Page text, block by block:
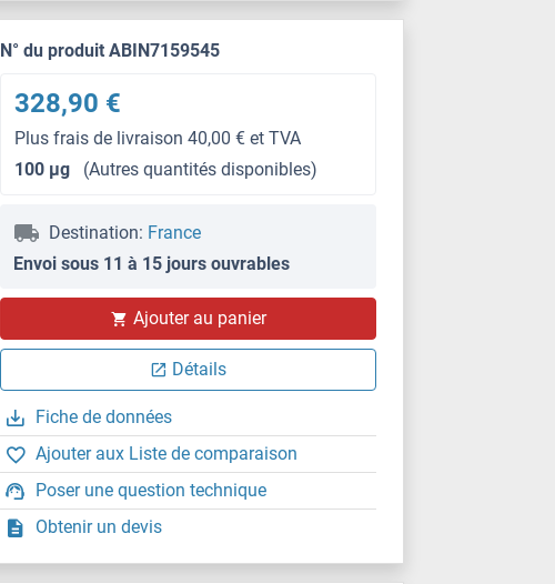
N° du produit ABIN7159545
328,90 €
Plus frais de livraison 40,00 € et TVA
100 μg
(Autres quantités disponibles)
Destination: France
Envoi sous 11 à 15 jours ouvrables
Ajouter au panier
Détails
Fiche de données
Ajouter aux Liste de comparaison
Poser une question technique
Obtenir un devis